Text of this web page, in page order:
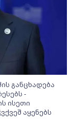
განცხადება
-
ისეთი
აყენებს